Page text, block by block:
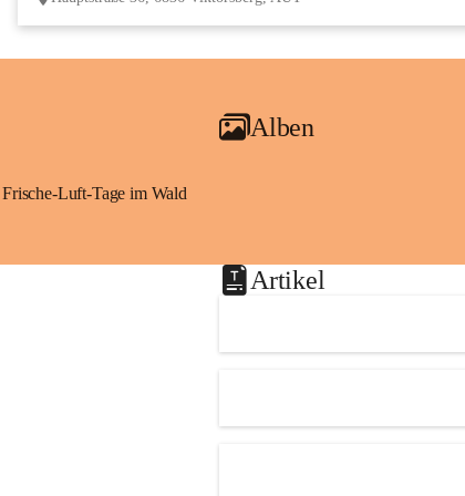
Alben
Frische-Luft-Tage im Wald
Artikel